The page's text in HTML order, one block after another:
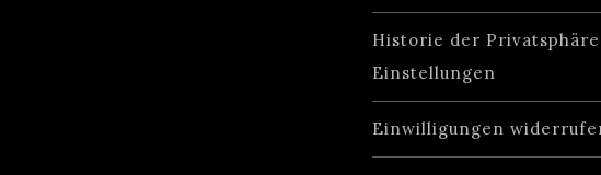
Historie der
Einstellungen
Einwilligungen